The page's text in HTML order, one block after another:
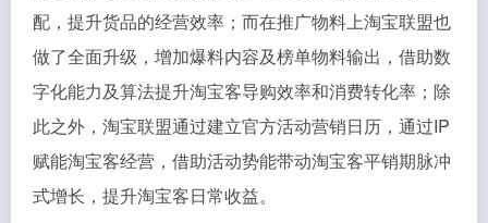
配，提升货品的经营效率；而在推广物料上淘宝联盟也
做了全面升级，增加爆料内容及榜单物料输出，借助数
字化能力及算法提升淘宝客导购效率和消费转化率；除
此之外，淘宝联盟通过建立官方活动营销日历，通过IP
赋能淘宝客经营，借助活动势能带动淘宝客平销期脉冲
式增长，提升淘宝客日常收益。